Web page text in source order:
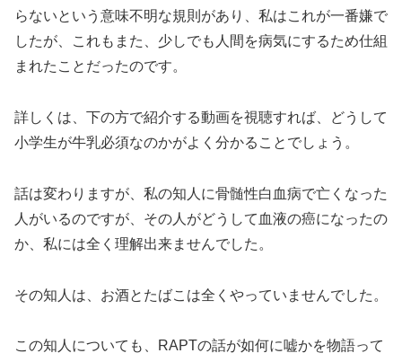
らないという意味不明な規則があり、私はこれが一番嫌で
したが、これもまた、少しでも人間を病気にするため仕組
まれたことだったのです。
詳しくは、下の方で紹介する動画を視聴すれば、どうして
小学生が牛乳必須なのかがよく分かることでしょう。
話は変わりますが、私の知人に骨髄性白血病で亡くなった
人がいるのですが、その人がどうして血液の癌になったの
か、私には全く理解出来ませんでした。
その知人は、お酒とたばこは全くやっていませんでした。
この知人についても、RAPTの話が如何に嘘かを物語って